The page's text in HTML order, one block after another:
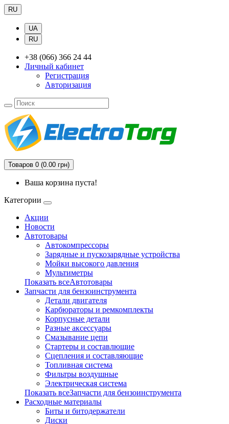
RU
UA
RU
+38 (066) 366 24 44
Личный кабинет
Регистрация
Авторизация
Товаров 0 (0.00 грн)
Ваша корзина пуста!
Категории
Акции
Новости
Автотовары
Автокомпрессоры
Зарядные и пускозарядные устройства
Мойки высокого давления
Мультиметры
Показать всеАвтотовары
Запчасти для бензоинструмента
Детали двигателя
Карбюраторы и ремкомплекты
Корпусные детали
Разные аксессуары
Смазывание цепи
Стартеры и составлющие
Сцепления и составляющие
Топливная система
Фильтры воздушные
Электрическая система
Показать всеЗапчасти для бензоинструмента
Расходные материалы
Биты и битодержатели
Диски